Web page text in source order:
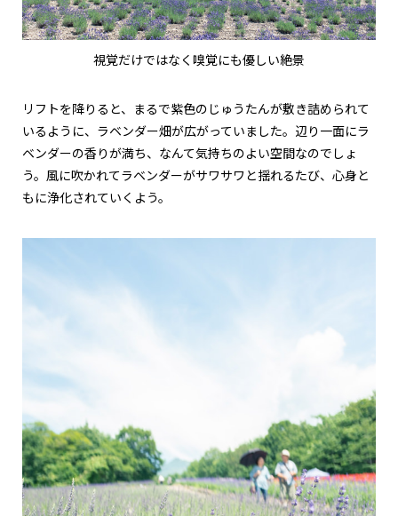
視覚だけではなく嗅覚にも優しい絶景
リフトを降りると、まるで紫色のじゅうたんが敷き詰められて
いるように、ラベンダー畑が広がっていました。辺り一面にラ
ベンダーの香りが満ち、なんて気持ちのよい空間なのでしょ
う。風に吹かれてラベンダーがサワサワと揺れるたび、心身と
もに浄化されていくよう。